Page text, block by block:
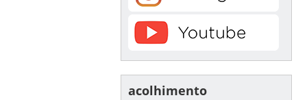
acolhimento